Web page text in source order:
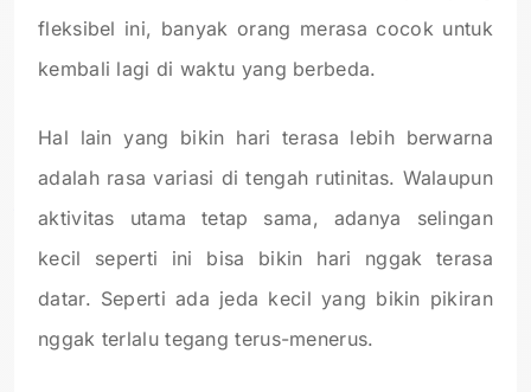
fleksibel ini, banyak orang merasa cocok untuk
kembali lagi di waktu yang berbeda.
Hal lain yang bikin hari terasa lebih berwarna
adalah rasa variasi di tengah rutinitas. Walaupun
aktivitas utama tetap sama, adanya selingan
kecil seperti ini bisa bikin hari nggak terasa
datar. Seperti ada jeda kecil yang bikin pikiran
nggak terlalu tegang terus-menerus.